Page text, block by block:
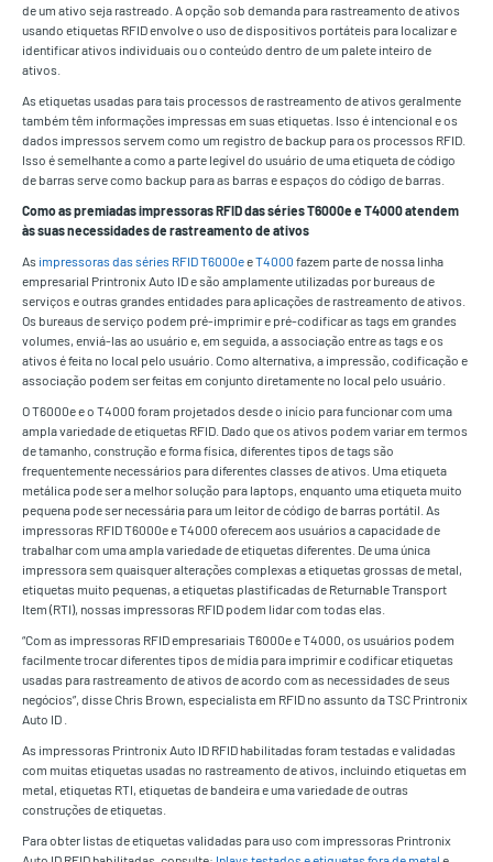
de um ativo seja rastreado. A opção sob demanda para rastreamento de ativos
usando etiquetas RFID envolve o uso de dispositivos portáteis para localizar e
identificar ativos individuais ou o conteúdo dentro de um palete inteiro de
ativos.
As etiquetas usadas para tais processos de rastreamento de ativos geralmente
também têm informações impressas em suas etiquetas. Isso é intencional e os
dados impressos servem como um registro de backup para os processos RFID.
Isso é semelhante a como a parte legível do usuário de uma etiqueta de código
de barras serve como backup para as barras e espaços do código de barras.
Como aspremiadas impressoras RFID das séries T6000e e T4000 atendem
às suas necessidades de rastreamento de ativos
As impressoras das séries RFID T6000eeT4000 fazem parte de nossa linha
empresarial Printronix Auto ID e são amplamente utilizadas por bureaus de
serviços e outras grandes entidades para aplicações de rastreamento de ativos.
Os bureaus de serviço podem pré-imprimir e pré-codificar as tags em grandes
volumes, enviá-las ao usuário e, em seguida, a associação entre as tags e os
ativos é feita no local pelo usuário. Como alternativa, a impressão, codificação e
associação podem ser feitas em conjunto diretamente no local pelo usuário.
O T6000e e o T4000 foram projetados desde o início para funcionar com uma
ampla variedade de etiquetas RFID. Dado que os ativos podem variar em termos
de tamanho, construção e forma física, diferentes tipos de tags são
frequentemente necessários para diferentes classes de ativos. Uma etiqueta
metálica pode ser a melhor solução para laptops, enquanto uma etiqueta muito
pequena pode ser necessária para um leitor de código de barras portátil. As
impressoras RFID T6000e e T4000 oferecem aos usuários a capacidade de
trabalhar com uma ampla variedade de etiquetas diferentes. De uma única
impressora sem quaisquer alterações complexas a etiquetas grossas de metal,
etiquetas muito pequenas, a etiquetas plastificadas de Returnable Transport
Item (RTI), nossas impressoras RFID podem lidar com todas elas.
“Com as impressoras RFID empresariais T6000e e T4000, os usuários podem
facilmente trocar diferentes tipos de mídia para imprimir e codificar etiquetas
usadas para rastreamento de ativos de acordo com as necessidades de seus
negócios”, disse Chris Brown, especialista em RFID no assunto da TSC Printronix
Auto ID .
As impressoras Printronix Auto ID RFID habilitadas foram testadas e validadas
com muitas etiquetas usadas no rastreamento de ativos, incluindo etiquetas em
metal, etiquetas RTI, etiquetas de bandeira e uma variedade de outras
construções de etiquetas.
Para obter listas de etiquetas validadas para uso com impressoras Printronix